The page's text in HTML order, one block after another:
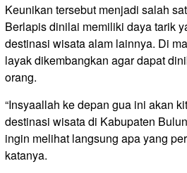
Keunikan tersebut menjadi salah
Berlapis dinilai memiliki daya tarik
destinasi wisata alam lainnya. Di
layak dikembangkan agar dapat
orang.
“Insyaallah ke depan gua ini akan
destinasi wisata di Kabupaten
ingin melihat langsung apa yang
katanya.